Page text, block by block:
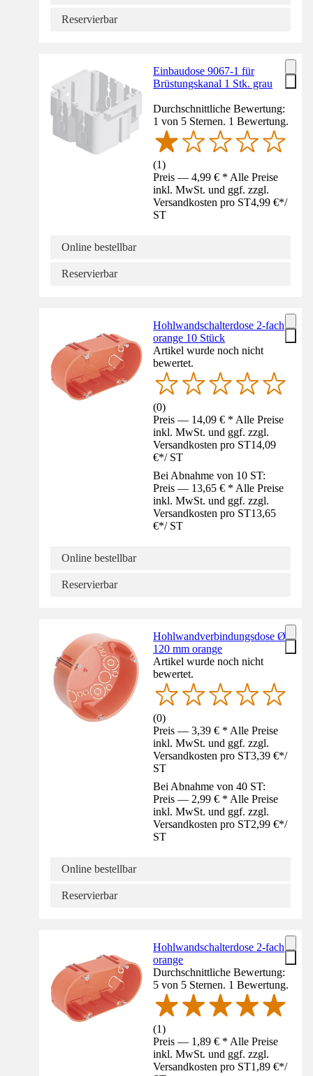
Reservierbar
Einbaudose 9067-1 für
Brüstungskanal 1 Stk. grau
Durchschnittliche Bewertung:
1 von 5 Sternen. 1 Bewertung.
(1)
Preis — 4,99 € * Alle Preise
inkl. MwSt. und ggf. zzgl.
Versandkosten pro ST4,99 €*/
ST
Online bestellbar
Reservierbar
Hohlwandschalterdose 2-fach
orange 10 Stück
Artikel wurde noch nicht
bewertet.
(0)
Preis — 14,09 € * Alle Preise
inkl. MwSt. und ggf. zzgl.
Versandkosten pro ST14,09
€*/ ST
Bei Abnahme von 10 ST:
Preis — 13,65 € * Alle Preise
inkl. MwSt. und ggf. zzgl.
Versandkosten pro ST13,65
€*/ ST
Online bestellbar
Reservierbar
Hohlwandverbindungsdose Ø
120 mm orange
Artikel wurde noch nicht
bewertet.
(0)
Preis — 3,39 € * Alle Preise
inkl. MwSt. und ggf. zzgl.
Versandkosten pro ST3,39 €*/
ST
Bei Abnahme von 40 ST:
Preis — 2,99 € * Alle Preise
inkl. MwSt. und ggf. zzgl.
Versandkosten pro ST2,99 €*/
ST
Online bestellbar
Reservierbar
Hohlwandschalterdose 2-fach
orange
Durchschnittliche Bewertung:
5 von 5 Sternen. 1 Bewertung.
(1)
Preis — 1,89 € * Alle Preise
inkl. MwSt. und ggf. zzgl.
Versandkosten pro ST1,89 €*/